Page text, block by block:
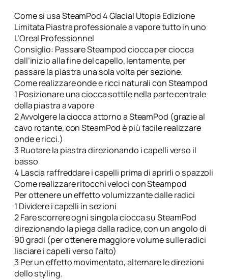
Come si usa SteamPod 4 Glacial Utopia Edizione
Limitata Piastra professionale a vapore tutto in uno
L’Oreal Professionnel
Consiglio: Passare Steampod ciocca per ciocca
dall’inizio alla fine del capello, lentamente, per
passare la piastra una sola volta per sezione.
Come realizzare onde e ricci naturali con Steampod
1 Posizionare una ciocca sottile nella parte centrale
della piastra a vapore
2 Avvolgere la ciocca attorno a SteamPod (grazie al
cavo rotante, con SteamPod è più facile realizzare
onde e ricci.)
3 Ruotare la piastra direzionando i capelli verso il
basso
4 Lascia raffreddare i capelli prima di aprirli o spazzoli
Come realizzare ritocchi veloci con Steampod
Per ottenere un effetto volumizzante dalle radici
1 Dividere i capelli in sezioni
2 Fare scorrere ogni singola ciocca su SteamPod
direzionando la piega dalla radice, con un angolo di
90 gradi (per ottenere maggiore volume sulle radici
lisciare i capelli verso l’alto)
3 Per un effetto movimentato, alternare le direzioni
dello styling.